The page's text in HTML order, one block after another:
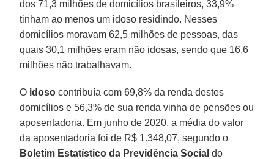
dos 71,3 milhões de domicílios brasileiros, 33,9%
tinham ao menos um idoso residindo. Nesses
domicílios moravam 62,5 milhões de pessoas, das
quais 30,1 milhões eram não idosas, sendo que 16,6
milhões não trabalhavam.
O idoso contribuía com 69,8% da renda destes
domicílios e 56,3% de sua renda vinha de pensões ou
aposentadoria. Em junho de 2020, a média do valor
da aposentadoria foi de R$ 1.348,07, segundo o
Boletim Estatístico da Previdência Social do